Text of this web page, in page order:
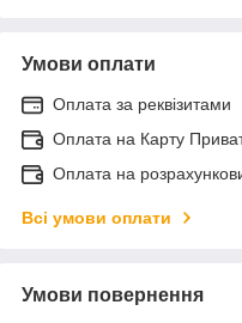
Умови оплати
Оплата за реквізитами
Оплата на Карту
Оплата на
Всі умови оплати
Умови повернення